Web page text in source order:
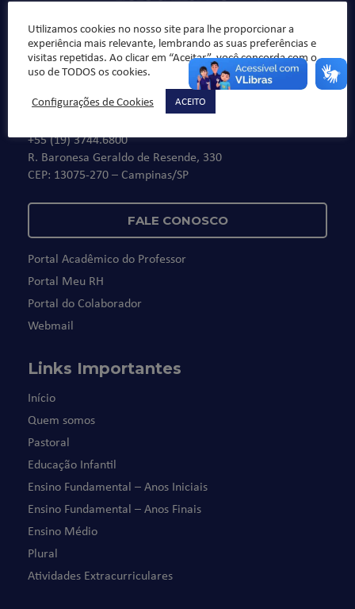
De segunda à sexta, das 7h30 às 16h30
+55 (19) 3744.6800
R. Baronesa Geraldo de Resende, 330
CEP: 13075-270 – Campinas/SP
FALE CONOSCO
Portal Acadêmico do Professor
Portal Meu RH
Portal do Colaborador
Webmail
Links Importantes
Início
Quem somos
Pastoral
Educação Infantil
Ensino Fundamental – Anos Iniciais
Ensino Fundamental – Anos Finais
Ensino Médio
Plural
Atividades Extracurriculares
Utilizamos cookies no nosso site para lhe proporcionar a
experiência mais relevante, lembrando as suas preferências e
visitas repetidas. Ao clicar em “Aceitar”, você concorda com o
uso de TODOS os cookies.
Configurações de Cookies
ACEITO